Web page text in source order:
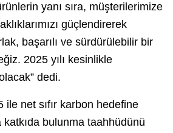
yanı sıra, müşterilerimize
güçlendirerek
başarılı ve sürdürülebilir bir
2025 yılı kesinlikle
dedi.
ile net sıfır karbon hedefine
katkıda bulunma taahhüdünü